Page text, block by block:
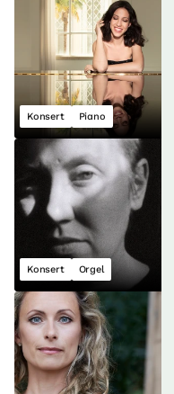
Konsert Piano
Konsert Orgel